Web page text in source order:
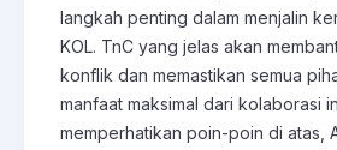
langkah penting dalam menjalin
KOL. TnC yang jelas akan
konflik dan memastikan semua
manfaat maksimal dari kolaborasi
memperhatikan poin-poin di atas,